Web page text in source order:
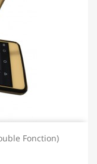
Fonction)